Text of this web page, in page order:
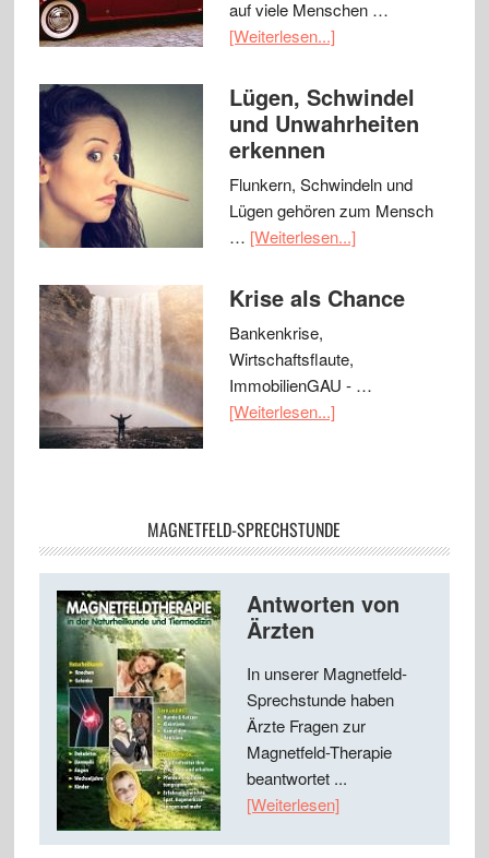
auf viele Menschen …
[Weiterlesen...]
Lügen, Schwindel
und Unwahrheiten
erkennen
Flunkern, Schwindeln und
Lügen gehören zum Mensch
… [Weiterlesen...]
Krise als Chance
Bankenkrise,
Wirtschaftsflaute,
ImmobilienGAU - …
[Weiterlesen...]
MAGNETFELD-SPRECHSTUNDE
Antworten von
Ärzten
In unserer Magnetfeld-
Sprechstunde haben
Ärzte Fragen zur
Magnetfeld-Therapie
beantwortet ...
[Weiterlesen]